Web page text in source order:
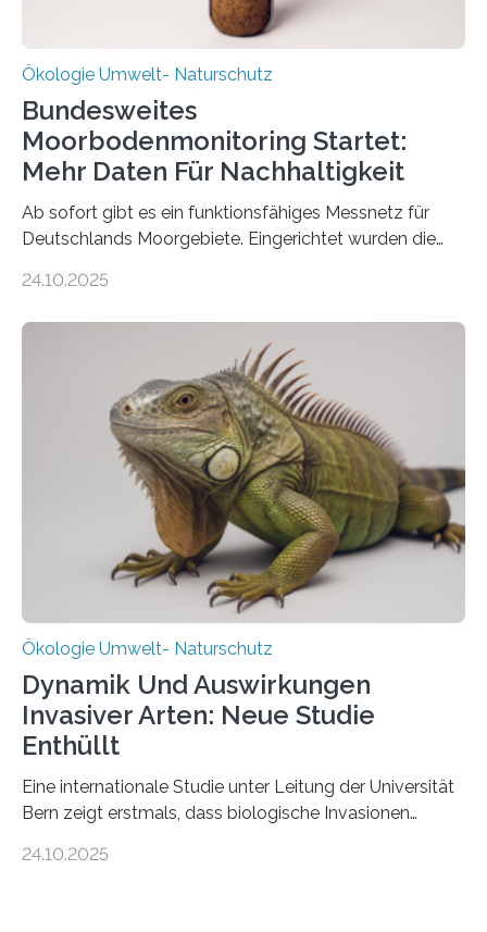
Ökologie Umwelt- Naturschutz
Bundesweites
Moorbodenmonitoring Startet:
Mehr Daten Für Nachhaltigkeit
Ab sofort gibt es ein funktionsfähiges Messnetz für
Deutschlands Moorgebiete. Eingerichtet wurden die
vergangenen fünf Jahren von Wissenschaftlerinnen
heutigen Donnerstag übergeben sie ihren Bericht zur
Aufbauphase an den Auftraggeber, das
Bundesministerium für Landwirtschaft, Ernährung und
Heimat. Braunschweig/Eberswalde (23. Oktober 2025).
Ein Netz aus 155 Messstationen spannt sich neuerdings
über Deutschlands Moorböden. Eingerichtet wurden sie
in den vergangenen fünf Jahren von
Wissenschaftlerinnen und Wissenschaftlern des
Thünen-Instituts für Agrarklimaschutz…
24.10.2025
Ökologie Umwelt- Naturschutz
Dynamik Und Auswirkungen
Invasiver Arten: Neue Studie
Enthüllt
Eine internationale Studie unter Leitung der Universität
Bern zeigt erstmals, dass biologische Invasionen
Einige Auswirkungen, insbesondere der durch invasive
24.10.2025